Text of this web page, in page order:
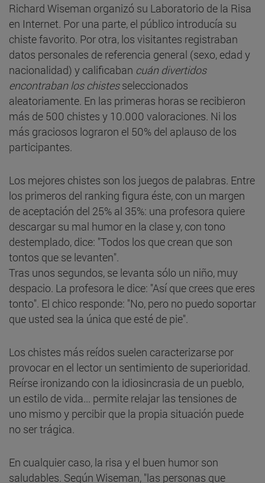
Richard Wiseman organizó su Laboratorio de la Risa
en Internet. Por una parte, el público introducía su
chiste favorito. Por otra, los visitantes registraban
datos personales de referencia general (sexo, edad y
nacionalidad) y calificaban cuán divertidos
encontraban los chistesseleccionados
aleatoriamente. En las primeras horas se recibieron
más de 500 chistes y 10.000 valoraciones. Ni los
más graciosos lograron el 50% del aplauso de los
participantes.
Los mejores chistes son los juegos de palabras. Entre
los primeros del ranking figura éste, con un margen
de aceptación del 25% al 35%: una profesora quiere
descargar su mal humor en la clase y, con tono
destemplado, dice: "Todos los que crean que son
tontos que se levanten".
Tras unos segundos, se levanta sólo un niño, muy
despacio. La profesora le dice: "Así que crees que eres
tonto". El chico responde: "No, pero no puedo soportar
que usted sea la única que esté de pie".
Los chistes más reídos suelen caracterizarse por
provocar en el lector un sentimiento de superioridad.
Reírse ironizando con la idiosincrasia de un pueblo,
un estilo de vida... permite relajar las tensiones de
uno mismo y percibir que la propia situación puede
no ser trágica.
En cualquier caso, la risa y el buen humor son
saludables. Según Wiseman, "las personas que